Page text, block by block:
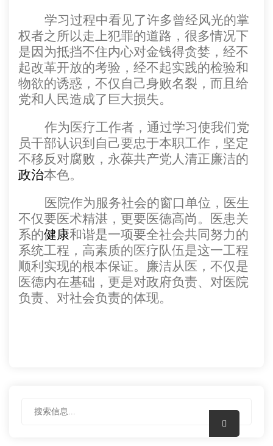
学习过程中看见了许多曾经风光的掌
权者之所以走上犯罪的道路，很多情况下
是因为抵挡不住内心对金钱得贪婪，经不
起改革开放的考验，经不起实践的检验和
物欲的诱惑，不仅自己身败名裂，而且给
党和人民造成了巨大损失。
作为医疗工作者，通过学习使我们党
员干部认识到自己要忠于本职工作，坚定
不移反对腐败，永葆共产党人清正廉洁的
政治本色。
医院作为服务社会的窗口单位，医生
不仅要医术精湛，更要医德高尚。医患关
系的健康和谐是一项要全社会共同努力的
系统工程，高素质的医疗队伍是这一工程
顺利实现的根本保证。廉洁从医，不仅是
医德内在基础，更是对政府负责、对医院
负责、对社会负责的体现。